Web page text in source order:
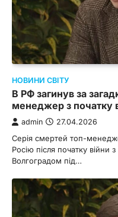
НОВИНИ СВІТУ
В РФ загинув за
менеджер з початку
admin 27.04.2026
Серія смертей топ-
Росію після початку війни
Волгоградом під…